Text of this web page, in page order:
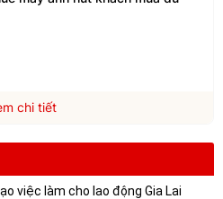
chi tiết
việc làm cho lao động Gia Lai